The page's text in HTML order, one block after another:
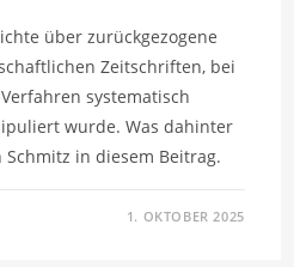
über zurückgezogene
Zeitschriften, bei
systematisch
wurde. Was dahinter
Schmitz in diesem Beitrag.
1. OKTOBER 2025